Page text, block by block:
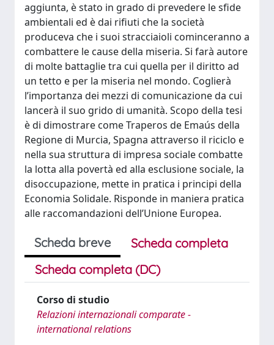
aggiunta, è stato in grado di prevedere le sfide
ambientali ed è dai rifiuti che la società
produceva che i suoi stracciaioli cominceranno a
combattere le cause della miseria. Si farà autore
di molte battaglie tra cui quella per il diritto ad
un tetto e per la miseria nel mondo. Coglierà
l’importanza dei mezzi di comunicazione da cui
lancerà il suo grido di umanità. Scopo della tesi
è di dimostrare come Traperos de Emaús della
Regione di Murcia, Spagna attraverso il riciclo e
nella sua struttura di impresa sociale combatte
la lotta alla povertà ed alla esclusione sociale, la
disoccupazione, mette in pratica i principi della
Economia Solidale. Risponde in maniera pratica
alle raccomandazioni dell’Unione Europea.
Scheda breve
Scheda completa
Scheda completa (DC)
Corso di studio
Relazioni internazionali comparate -
international relations